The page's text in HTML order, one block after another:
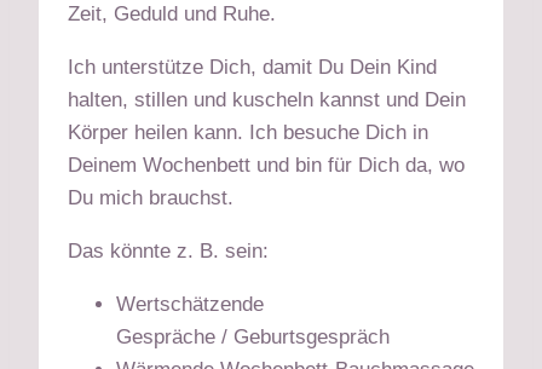
Zeit, Geduld und Ruhe.
Ich unterstütze Dich, damit Du Dein Kind
halten, stillen und kuscheln kannst und Dein
Körper heilen kann. Ich besuche Dich in
Deinem Wochenbett und bin für Dich da, wo
Du mich brauchst.
Das könnte z. B. sein:
Wertschätzende
Gespräche / Geburtsgespräch